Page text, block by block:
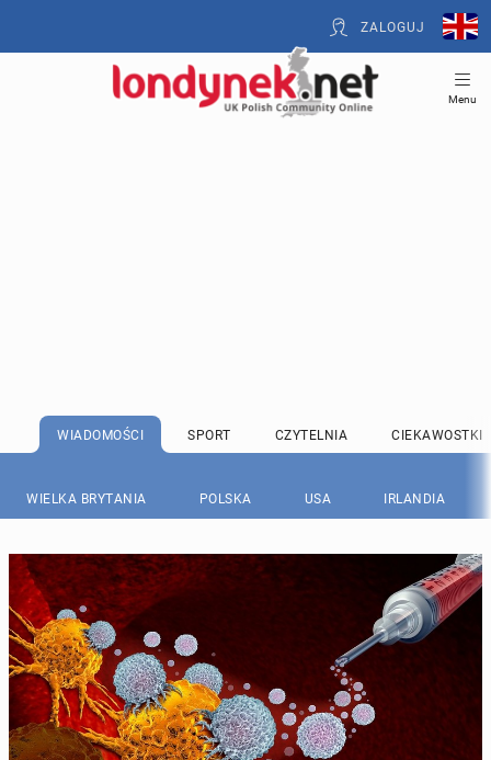
ZALOGUJ
Menu
WIADOMOŚCI SPORT CZYTELNIA CIEKAWOSTKI
WIELKA BRYTANIA POLSKA USA IRLANDIA